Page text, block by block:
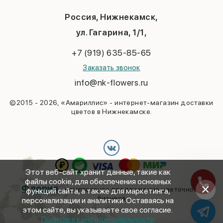
Этот веб-сайт хранит данные, такие как
файлы cookie, для обеспечения основных
функций сайта, а также для маркетинга,
персонализации и аналитики. Оставаясь на
этом сайте, вы указываете свое согласие.
Политика конфиденциальности
×
Россия, Нижнекамск,
ул. Гагарина, 1/1,
+7 (919) 635-85-65
Заказать звонок
info@nk-flowers.ru
©2015 - 2026, «Амариллис» - интернет-магазин доставки
цветов в Нижнекамске.
Последний звонок
Флория- комплексное продвижение цветочного
бизнеса